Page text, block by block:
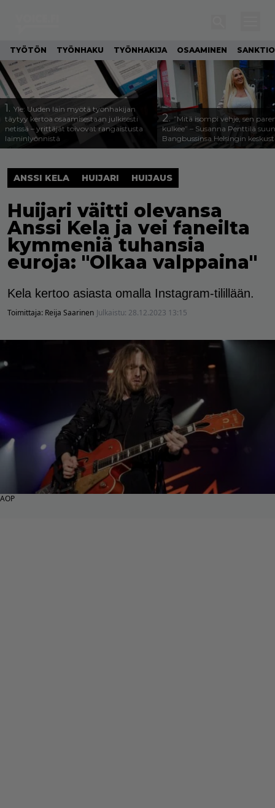
TYÖTÖN TYÖNHAKU TYÖNHAKIJA OSAAMINEN SANKTIO
1. Yle: Uuden lain myötä työnhakijan
täytyy kertoa osaamisestaan julkisesti
netissä – yrittäjät toivovat rangaistusta
laiminlyönnistä
2. ”Mitä isompi vehje, sen
kulkee” – Susanna Penttilä
Bangbussinsa Helsingin
ANSSI KELA HUIJARI HUIJAUS
Huijari väitti olevansa
Anssi Kela ja vei faneilta
kymmeniä tuhansia
euroja: "Olkaa valppaina"
Kela kertoo asiasta omalla Instagram-tilillään.
Toimittaja: Reija Saarinen Julkaistu: 28.12.2023 13:15
AOP